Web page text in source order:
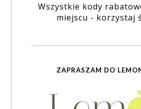
Wszystkie kody
miejscu - korzystaj
ZAPRASZAM DO